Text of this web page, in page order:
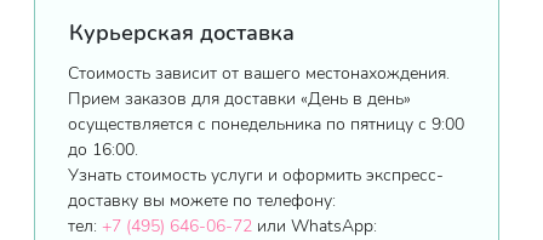
Курьерская доставка
Стоимость зависит от вашего местонахождения.
Прием заказов для доставки «День в день»
осуществляется с понедельника по пятницу с 9:00
до 16:00.
Узнать стоимость услуги и оформить экспресс-
доставку вы можете по телефону:
тел: +7 (495) 646-06-72 или WhatsApp: